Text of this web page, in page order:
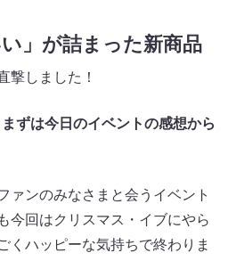
」が詰まった新商品
撃しました！
ずは今日のイベントの感想から
ァンのみなさまと会うイベント
今回はクリスマス・イブにやら
くハッピーな気持ちで終わりま